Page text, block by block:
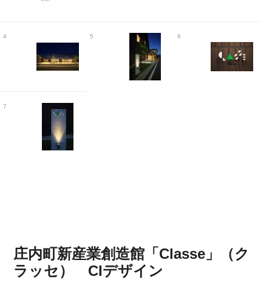
4 5 6
7
庄内町新産業創造館「Classe」（ク
ラッセ） CIデザイン